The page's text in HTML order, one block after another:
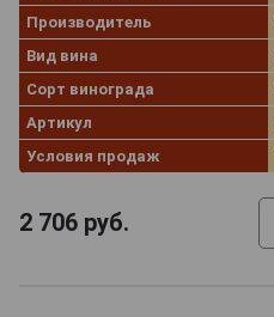
Производитель
Вид вина
Сорт винограда
Артикул
Условия продаж
2 706 руб.